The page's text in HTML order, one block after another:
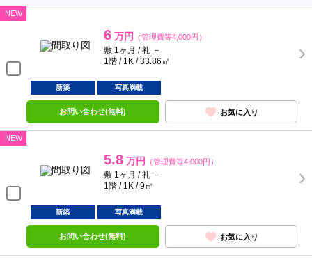
NEW
6 万円 （管理費等4,000円）
敷 1ヶ月 / 礼 －
1階 / 1K / 33.86㎡
新築 写真満載
お問い合わせ(無料) お気に入り
NEW
5.8 万円 （管理費等4,000円）
敷 1ヶ月 / 礼 －
1階 / 1K / 9㎡
新築 写真満載
お問い合わせ(無料) お気に入り